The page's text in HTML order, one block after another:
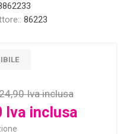
86223
Iva inclusa
Iva inclusa